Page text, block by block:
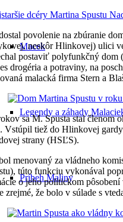
Macek
Legendy a záhady
Príbeh Maliny
povolenie na zbúranie
neskôr Hlinkovej) ulici
postaviť polyfunkčný dom
drogéria a potraviny, na
malacká firma Stern a
sa M. Spusta stal členom
Vstúpil tiež do Hlinkovej
strany (HSĽS).
menovaný za vládneho
túto funkciu vykonával
o jeho politickom
zrejmé, že bolo v súlade s